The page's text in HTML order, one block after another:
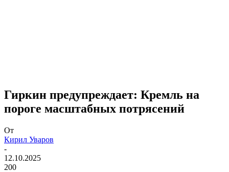
Гиркин предупреждает: Кремль на
пороге масштабных потрясений
От
Кирил Уваров
-
12.10.2025
200